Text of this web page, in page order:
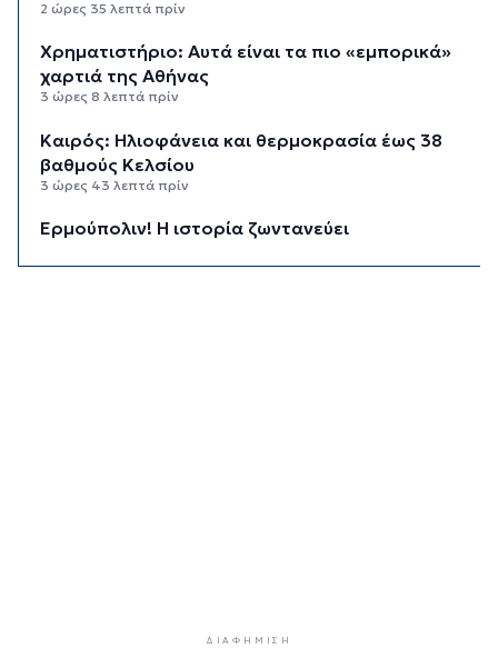
2 ώρες 35 λεπτά πρίν
Χρηματιστήριο: Αυτά είναι τα πιο «εμπορικά»
χαρτιά της Αθήνας
3 ώρες 8 λεπτά πρίν
Καιρός: Ηλιοφάνεια και θερμοκρασία έως 38
βαθμούς Κελσίου
3 ώρες 43 λεπτά πρίν
Ερμούπολιν! Η ιστορία ζωντανεύει
ΔΙΑΦΉΜΙΣΗ